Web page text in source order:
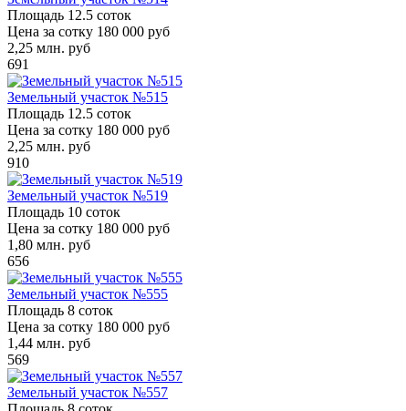
Площадь 12.5 соток
Цена за сотку 180 000 руб
2,25 млн. руб
691
Земельный участок №515
Площадь 12.5 соток
Цена за сотку 180 000 руб
2,25 млн. руб
910
Земельный участок №519
Площадь 10 соток
Цена за сотку 180 000 руб
1,80 млн. руб
656
Земельный участок №555
Площадь 8 соток
Цена за сотку 180 000 руб
1,44 млн. руб
569
Земельный участок №557